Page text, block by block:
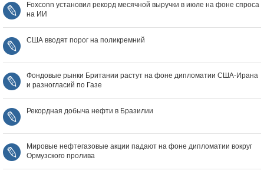
Foxconn установил рекорд месячной выручки в июле на фоне спроса
на ИИ
США вводят порог на поликремний
Фондовые рынки Британии растут на фоне дипломатии США‑Ирана
и разногласий по Газе
Рекордная добыча нефти в Бразилии
Мировые нефтегазовые акции падают на фоне дипломатии вокруг
Ормузского пролива